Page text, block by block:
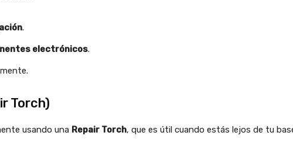
.
electrónicos.
Torch)
usando una Repair Torch, que es útil cuando estás lejos de tu